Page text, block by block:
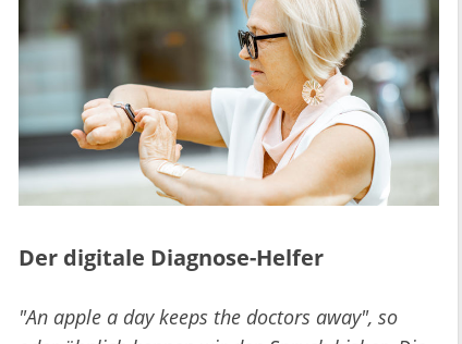
Der digitale Diagnose-Helfer
"An apple a day keeps the doctors away", so